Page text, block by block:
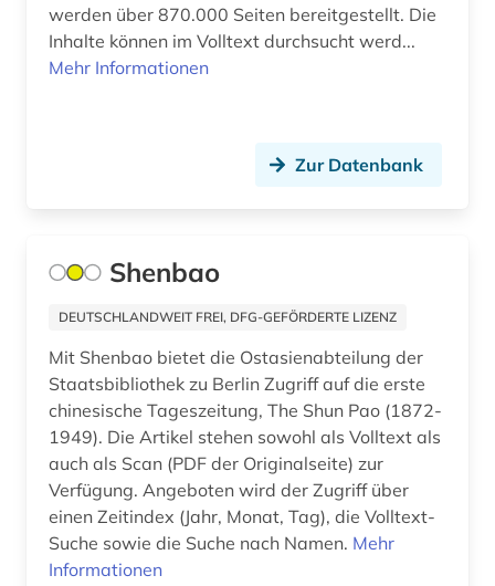
fid ost-, ostmittel- und südosteuropa (9)
filmarchiv (1)
finnland (2)
firmen (1)
firmenbuch (1)
flensburg (1)
florida (1)
Vatikanstadt (4)
werden über 870.000 Seiten bereitgestellt. Die
Inhalte können im Volltext durchsucht werd...
Mehr Informationen
Zur Datenbank
Shenbao
DEUTSCHLANDWEIT FREI, DFG-GEFÖRDERTE LIZENZ
Mit Shenbao bietet die Ostasienabteilung der
Staatsbibliothek zu Berlin Zugriff auf die erste
chinesische Tageszeitung, The Shun Pao (1872-
1949). Die Artikel stehen sowohl als Volltext als
auch als Scan (PDF der Originalseite) zur
Verfügung. Angeboten wird der Zugriff über
einen Zeitindex (Jahr, Monat, Tag), die Volltext-
Suche sowie die Suche nach Namen. Mehr
Informationen